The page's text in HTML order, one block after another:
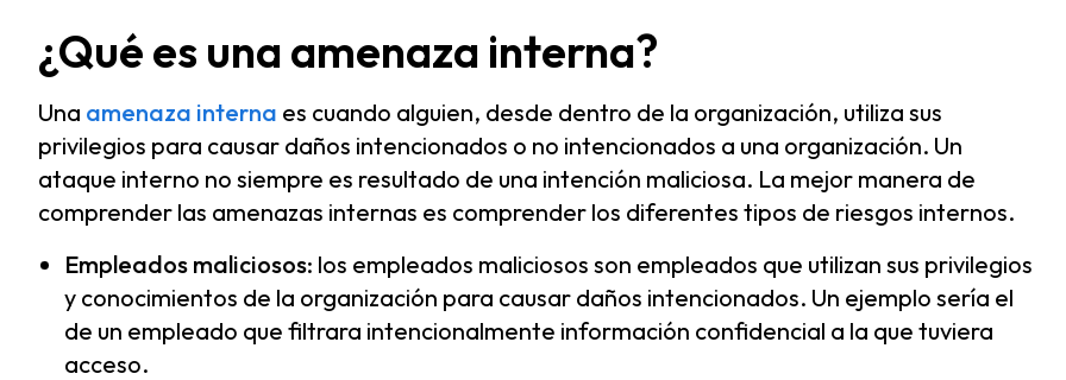
¿Qué es una amenaza interna?
Una amenaza interna es cuando alguien, desde dentro de la organización, utiliza sus
privilegios para causar daños intencionados o no intencionados a una organización. Un
ataque interno no siempre es resultado de una intención maliciosa. La mejor manera de
comprender las amenazas internas es comprender los diferentes tipos de riesgos internos.
Empleados maliciosos: los empleados maliciosos son empleados que utilizan sus privilegios
y conocimientos de la organización para causar daños intencionados. Un ejemplo sería el
de un empleado que filtrara intencionalmente información confidencial a la que tuviera
acceso.